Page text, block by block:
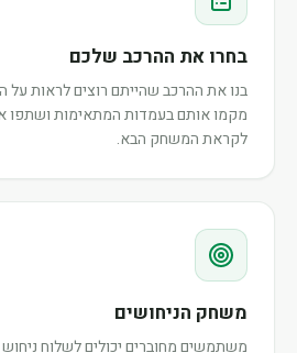
בחרו את ההרכב שלכם
בנו את ההרכב שהייתם רוצים לראות על
מקמו אותם בעמדות המתאימות ושתפו
לקראת המשחק הבא.
משחק הניחושים
משתמשים מחוברים יכולים לשלוח